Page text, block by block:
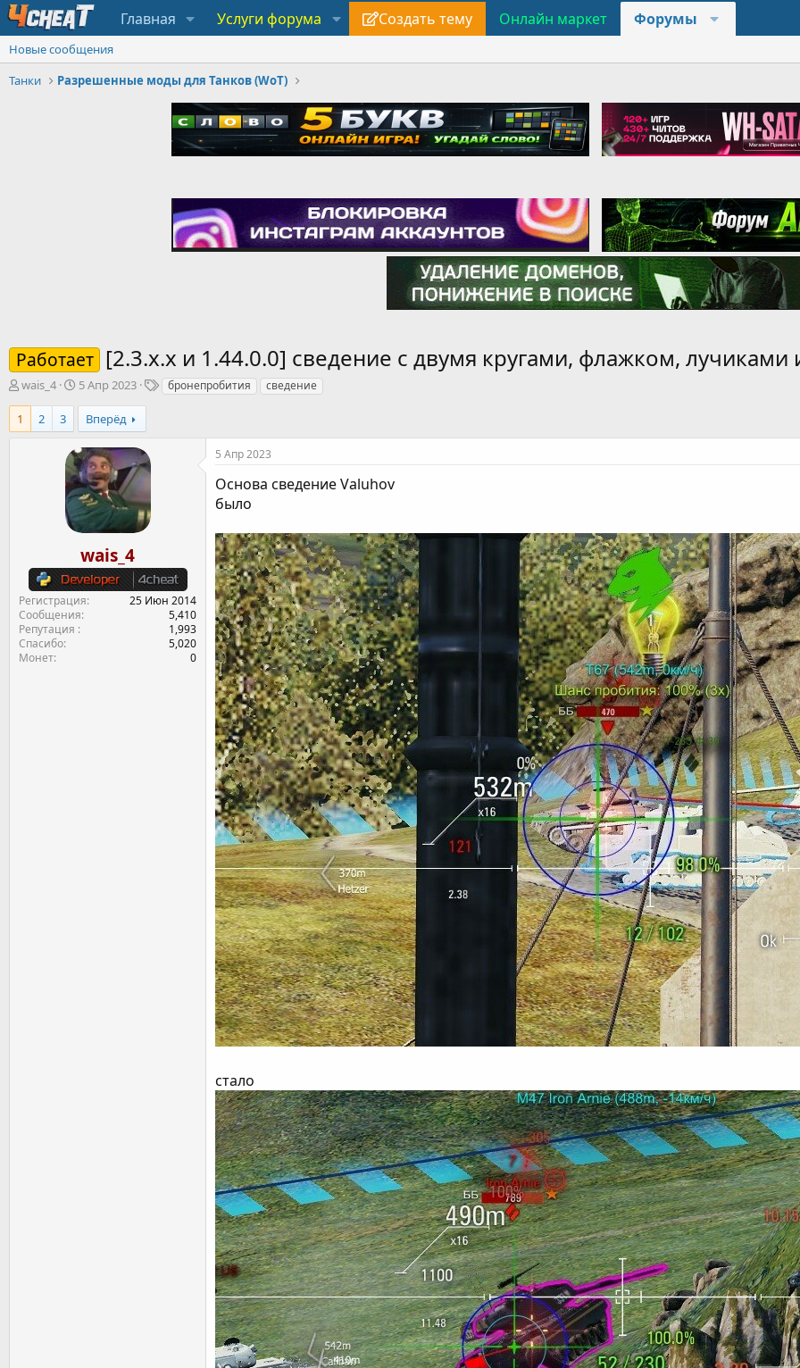
Главная Услуги форума Создать тему Онлайн маркет Форумы
Новые сообщения
Танки
Разрешенные моды для Танков (WoT)
Работает [2.3.х.х и 1.44.0.0] сведение с двумя кругами, флажком,
А
т
о
wais_4
Д
а
н
а
ч
а
л
а
5 Апр 2023
Тбронепробития сведение
1 2 3 Вперёд
wais_4
Регистрация
25 Июн 2014
Сообщения
5,410
Репутация
1,993
Спасибо
5,020
Монет
0
5 Апр 2023
Основа сведение Valuhov
было
стало